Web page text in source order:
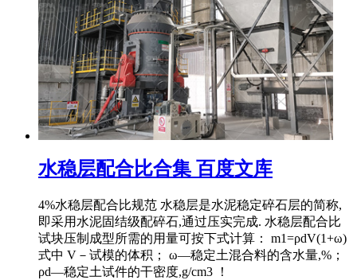
水稳层配合比合集 百度文库
4%水稳层配合比规范 水稳层是水泥稳定碎石层的简称,
即采用水泥固结级配碎石,通过压实完成. 水稳层配合比
试块压制成型所需的用量可按下式计算： m1=ρdV(1+ω)
式中 V－试模的体积； ω―稳定土混合料的含水量,%；
ρd―稳定土试件的干密度,g/cm3 ！